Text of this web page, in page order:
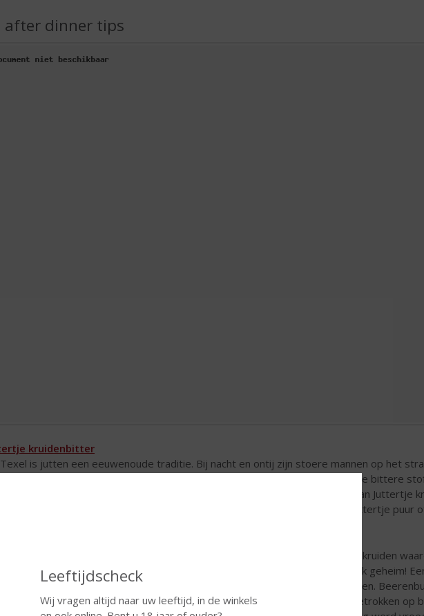
Leeftijdscheck
Wij vragen altijd naar uw leeftijd, in de winkels
after dinner tips
kruidenbitter
is jutten een eeuwenoude traditie. Bij nacht en ontij zijn stoere mannen op het
het jutten. Doornat en koud wordt bij thuiskomst het Juttertje gedronken. De bittere
de stofwisseling en door de 14 kruiden die het drankje bevat kunt u van Juttertje
na een heerlijke maaltijd. Een prima after dinner borreltje dus. Drink Juttertje puur
van de Weduwe Joustra staat een maand te trekken op zo'n 25 kruiden
herba card en galiatoer. De exacte samenstelling is en blijft natuurlijk geheim!
voor niets de kwalificatie NOBEL & ECHT meekreeg en zo zal het altijd blijven.
bij schippers, vanwege de heilzame werking van het kruidenmengsel getrokken op